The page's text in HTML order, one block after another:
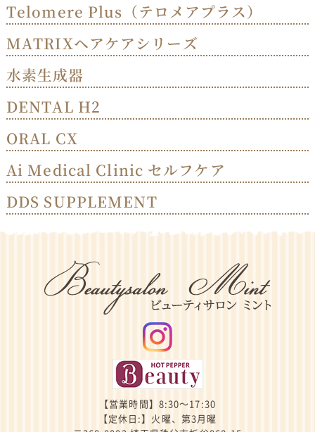
Telomere Plus（テロメアプラス）
MATRIXヘアケアシリーズ
水素生成器
DENTAL H2
ORAL CX
Ai Medical Clinic セルフケア
DDS SUPPLEMENT
【営業時間】8:30～17:30
【定休日:】火曜、第3月曜